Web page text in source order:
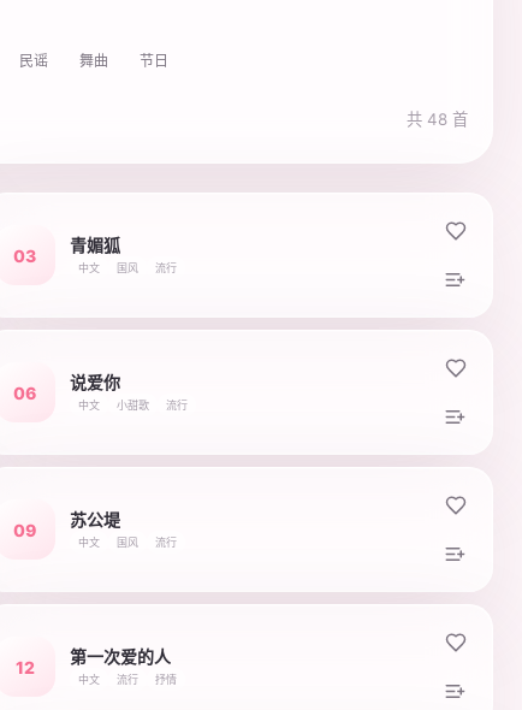
民谣 舞曲 节日
共 48 首
03
青媚狐
中文 国风 流行
06
说爱你
中文 小甜歌 流行
09
苏公堤
中文 国风 流行
12
第一次爱的人
中文 流行 抒情